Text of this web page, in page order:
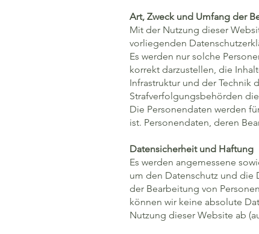
Art, Zweck und Umfang der
Mit der Nutzung dieser
vorliegenden
Es werden nur solche
korrekt darzustellen, die
Infrastruktur und der Technik
Strafverfolgungsbehörden
Die Personendaten werden
ist. Personendaten, deren
Datensicherheit und Haftung
Es werden angemessene
um den Datenschutz und die
der Bearbeitung von
können wir keine absolute
Nutzung dieser Website ab